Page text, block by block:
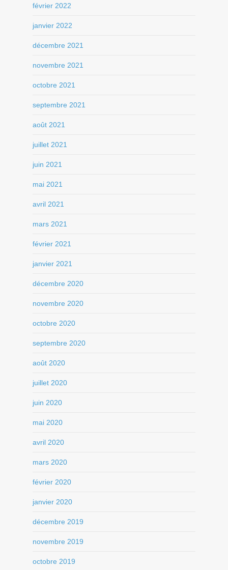
février 2022
janvier 2022
décembre 2021
novembre 2021
octobre 2021
septembre 2021
août 2021
juillet 2021
juin 2021
mai 2021
avril 2021
mars 2021
février 2021
janvier 2021
décembre 2020
novembre 2020
octobre 2020
septembre 2020
août 2020
juillet 2020
juin 2020
mai 2020
avril 2020
mars 2020
février 2020
janvier 2020
décembre 2019
novembre 2019
octobre 2019